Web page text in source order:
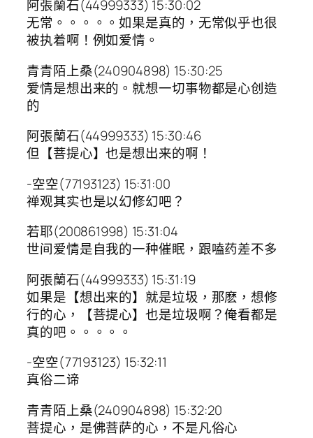
阿張蘭石(44999333) 15:30:02
无常。。。。。如果是真的，无常似乎也很
被执着啊！例如爱情。
青青陌上桑(240904898) 15:30:25
爱情是想出来的。就想一切事物都是心创造
的
阿張蘭石(44999333) 15:30:46
但【菩提心】也是想出来的啊！
-空空(77193123) 15:31:00
禅观其实也是以幻修幻吧？
若耶(200861998) 15:31:04
世间爱情是自我的一种催眠，跟嗑药差不多
阿張蘭石(44999333) 15:31:19
如果是【想出来的】就是垃圾，那麽，想修
行的心，【菩提心】也是垃圾啊？俺看都是
真的吧。。。。。
-空空(77193123) 15:32:11
真俗二谛
青青陌上桑(240904898) 15:32:20
菩提心，是佛菩萨的心，不是凡俗心